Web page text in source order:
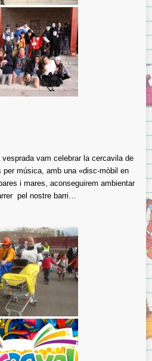
vam celebrar la cercavila de
música, amb una «disc-mòbil en
i mares, aconseguirem ambientar
pel nostre barri…